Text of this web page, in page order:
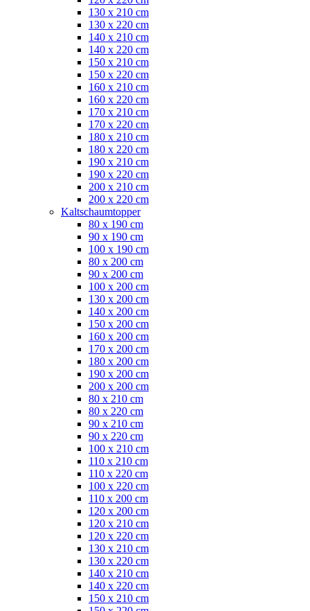
130 x 210 cm
130 x 220 cm
140 x 210 cm
140 x 220 cm
150 x 210 cm
150 x 220 cm
160 x 210 cm
160 x 220 cm
170 x 210 cm
170 x 220 cm
180 x 210 cm
180 x 220 cm
190 x 210 cm
190 x 220 cm
200 x 210 cm
200 x 220 cm
Kaltschaumtopper
80 x 190 cm
90 x 190 cm
100 x 190 cm
80 x 200 cm
90 x 200 cm
100 x 200 cm
130 x 200 cm
140 x 200 cm
150 x 200 cm
160 x 200 cm
170 x 200 cm
180 x 200 cm
190 x 200 cm
200 x 200 cm
80 x 210 cm
80 x 220 cm
90 x 210 cm
90 x 220 cm
100 x 210 cm
110 x 210 cm
110 x 220 cm
100 x 220 cm
110 x 200 cm
120 x 200 cm
120 x 210 cm
120 x 220 cm
130 x 210 cm
130 x 220 cm
140 x 210 cm
140 x 220 cm
150 x 210 cm